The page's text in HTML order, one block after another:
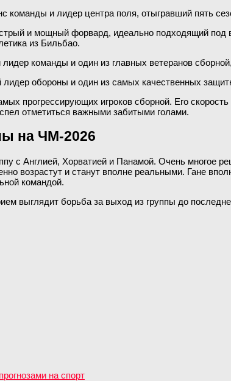
команды и лидер центра поля, отыгравший пять
и мощный форвард, идеально подходящий под
из Бильбао.
команды и один из главных ветеранов
лидер обороны и один из самых качественных
прогрессирующих игроков сборной. Его
отметиться важными забитыми голами.
на ЧМ-2026
с Англией, Хорватией и Панамой. Очень многое
возрастут и станут вполне реальными. Гане
командой.
выглядит борьба за выход из группы до
на спорт